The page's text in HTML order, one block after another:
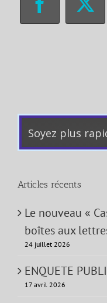
Facebook
X
Articles récents
Le nouveau «
boîtes aux
24 juillet 2026
ENQUETE
17 avril 2026